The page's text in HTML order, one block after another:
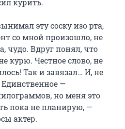
курить.
эту соску изо рта,
со мной произошло, не
чудо. Вдруг понял, что
курю. Честное слово, не
Так и завязал… И, не
Единственное —
но меня это
пока не планирую, —
актер.